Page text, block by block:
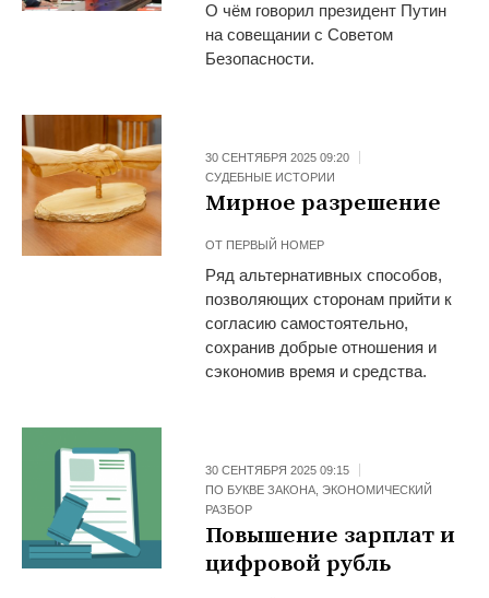
О чём говорил президент Путин
на совещании с Советом
Безопасности.
30 СЕНТЯБРЯ 2025 09:20
СУДЕБНЫЕ ИСТОРИИ
Мирное разрешение
ОТ ПЕРВЫЙ НОМЕР
Ряд альтернативных способов,
позволяющих сторонам прийти к
согласию самостоятельно,
сохранив добрые отношения и
сэкономив время и средства.
30 СЕНТЯБРЯ 2025 09:15
ПО БУКВЕ ЗАКОНА,ЭКОНОМИЧЕСКИЙ
РАЗБОР
Повышение зарплат и
цифровой рубль